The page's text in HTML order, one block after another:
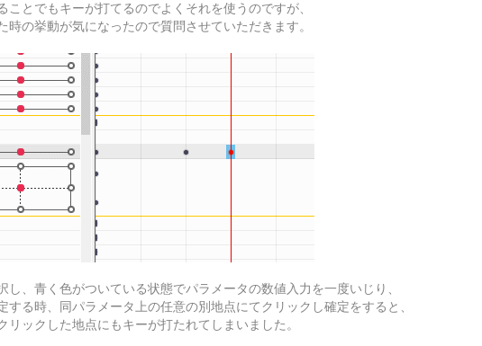
ことでもキーが打てるのでよくそれを使うのですが、
時の挙動が気になったので質問させていただきます。
し、青く色がついている状態でパラメータの数値入力を一度いじり、
する時、同パラメータ上の任意の別地点にてクリックし確定をすると、
ックした地点にもキーが打たれてしまいました。